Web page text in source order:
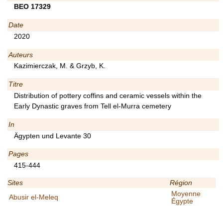
BEO 17329
Date
2020
Auteurs
Kazimierczak, M. & Grzyb, K.
Titre
Distribution of pottery coffins and ceramic vessels within the
Early Dynastic graves from Tell el-Murra cemetery
In
Ägypten und Levante 30
Pages
415-444
Sites
Région
Abusir el-Meleq
Moyenne
Égypte